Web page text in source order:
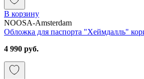
В корзину
NOOSA-Amsterdam
Обложка для паспорта "Хеймдалль"
4 990 руб.